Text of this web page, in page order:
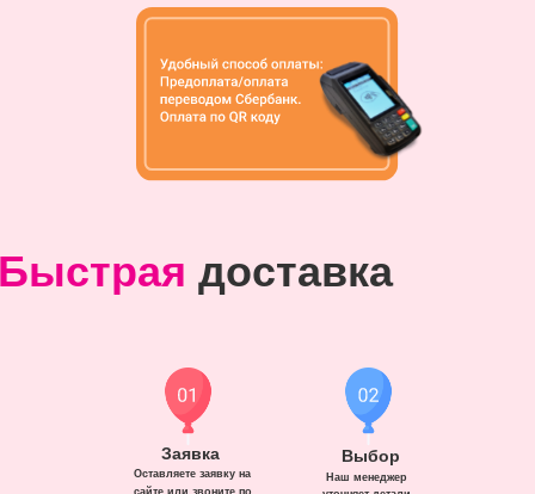
доставка
Заявка
Оставляете заявку на
сайте или звоните по
Выбор
Наш менеджер